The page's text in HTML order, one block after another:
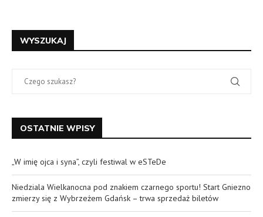
WYSZUKAJ
OSTATNIE WPISY
„W imię ojca i syna”, czyli festiwal w eSTeDe
Niedziala Wielkanocna pod znakiem czarnego sportu! Start Gniezno
zmierzy się z Wybrzeżem Gdańsk – trwa sprzedaż biletów